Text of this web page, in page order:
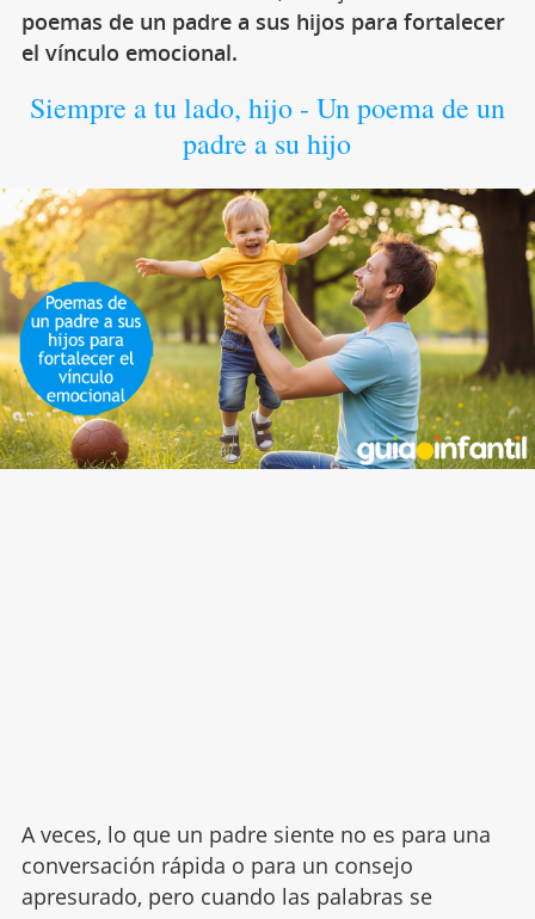
poemas de un padre a sus hijos para fortalecer
el vínculo emocional.
Siempre a tu lado, hijo - Un poema de un
padre a su hijo
A veces, lo que un padre siente no es para una
conversación rápida o para un consejo
apresurado, pero cuando las palabras se